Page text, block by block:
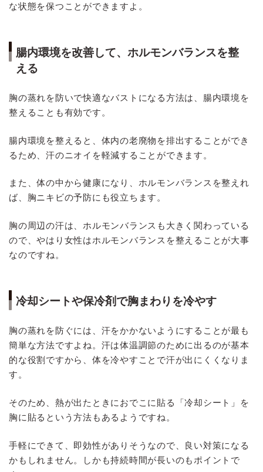
な状態を保つことができますよ。
腸内環境を改善して、ホルモンバランスを整
える
胸の蒸れを防いで快適なバストになる方法は、腸内環境を
整えることも有効です。
腸内環境を整えると、体内の老廃物を排出することができ
るため、汗のニオイを軽減することができます。
また、体の中から健康になり、ホルモンバランスを整えれ
ば、胸ニキビの予防にも役立ちます。
胸の周辺の汗は、ホルモンバランスも大きく関わっている
ので、やはり女性はホルモンバランスを整えることが大事
なのですね。
冷却シートや保冷剤で胸まわりを冷やす
胸の蒸れを防ぐには、汗をかかないようにすることが最も
簡単な方法ですよね。汗は体温調節のために出るのが基本
的な役割ですから、体を冷やすことで汗が出にくくなりま
す。
そのため、熱が出たときにおでこに貼る「冷却シート」を
胸に貼るという方法もあるようですね。
手軽にできて、即効性がありそうなので、良い対策になる
かもしれません。しかも持続時間が長いのもポイントで